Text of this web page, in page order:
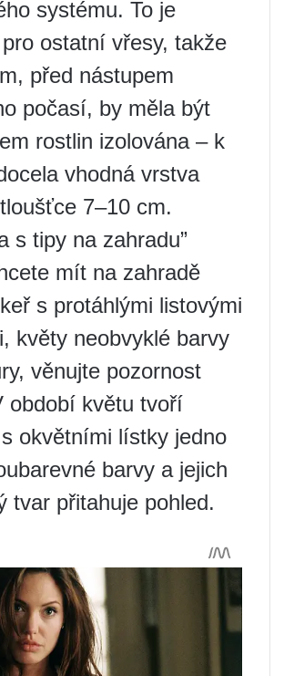
systému. To je
ostatní vřesy, takže
před nástupem
počasí, by měla být
rostlin izolována – k
vhodná vrstva
7–10 cm.
s tipy na zahradu”
mít na zahradě
s protáhlými listovými
květy neobvyklé barvy
věnujte pozornost
období květu tvoří
okvětními lístky jedno
barvy a jejich
tvar přitahuje pohled.